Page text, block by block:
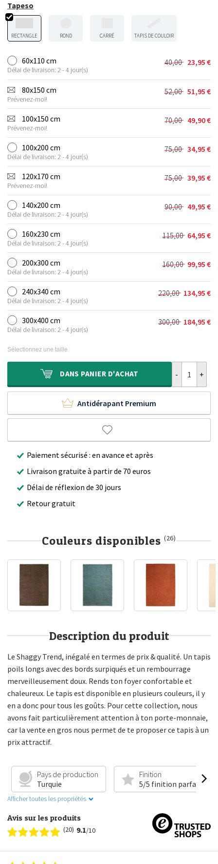
Tapeso
RECTANGLE ROND CARRÉ TAPIS DE COULOIR
60x110 cm
Délai de livraison: 2 - 4 jour(s)
40,00
Le
prix
initial
était :
40,00 €.
23,95 €
Le
prix
actuel
est :
23,95 €.
80x150 cm
Prévenez-moi!
52,00
Le
prix
initial
était :
52,00 €.
51,95 €
Le
prix
actuel
est :
51,95 €.
100x150 cm
Prévenez-moi!
70,00
Le
prix
initial
était :
70,00 €.
49,90€
Le
prix
actuel
est :
49,90 €.
100x200 cm
Délai de livraison: 2 - 4 jour(s)
75,00
Le
prix
initial
était :
75,00 €.
34,95 €
Le
prix
actuel
est :
34,95 €.
120x170 cm
Prévenez-moi!
75,00
Le
prix
initial
était :
75,00 €.
39,95 €
Le
prix
actuel
est :
39,95 €.
140x200 cm
Délai de livraison: 2 - 4 jour(s)
90,00
Le
prix
initial
était :
90,00 €.
49,95 €
Le
prix
actuel
est :
49,95 €.
160x230 cm
Délai de livraison: 2 - 4 jour(s)
115,00
Le
prix
initial
était :
115,00 €.
64,95 €
Le
prix
actuel
est :
64,95 €.
200x300 cm
Délai de livraison: 2 - 4 jour(s)
160,00
Le
prix
initial
était :
160,00 €.
99,95 €
Le
prix
actuel
est :
99,95 €.
240x340 cm
Délai de livraison: 2 - 4 jour(s)
220,00
Le
prix
initial
était :
134,95 €
Le
prix
actuel
est :
300x400 cm
Délai de livraison: 2 - 4 jour(s)
300,00
Le
300,00 €.
184,95 €
Le
184,95 €.
Sélectionnez une taille
DANS PANIER D'ACHAT
Antidérapant Premium
Paiement sécurisé : en avance et après
Livraison gratuite à partir de 70 euros
Délai de réflexion de 30 jours
Retour gratuit
Couleurs disponibles (26)
Description du produit
Le Shaggy Trend, inégalé en termes de prix & qualité. Un tapis
poils longs avec des bords surpiqués et un rembourrage
merveilleusement doux. Rends ton foyer confortable et
chaleureux. Le tapis est disponible en plusieurs couleurs, il y
en a donc pour tous les goûts. Pour cette collection, nous
avons fait particulièrement attention à ton porte-monnaie,
car la vente en gros nous permet de te proposer ce tapis à un
prix attractif.
Pays de production
Turquie
Finition
5/5 finition parfaite
Afficher toutes les propriétés
Avis sur les produits
(20) 9.1/10